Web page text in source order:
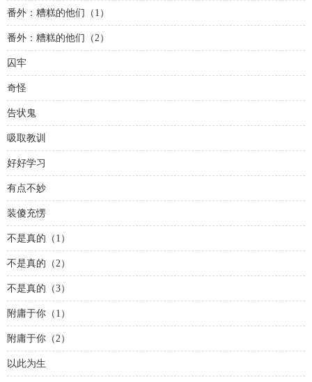
番外：糟糕的他们（1）
番外：糟糕的他们（2）
囚牢
奇怪
告状鬼
吸取教训
好好学习
有点不妙
装傻充愣
不是真的（1）
不是真的（2）
不是真的（3）
附庸于你（1）
附庸于你（2）
以此为生